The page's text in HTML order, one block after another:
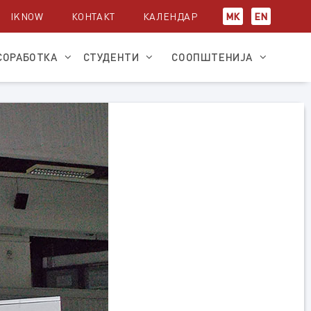
IKNOW КОНТАКТ КАЛЕНДАР МК EN
СТУДЕНТИ СООПШТЕНИЈА